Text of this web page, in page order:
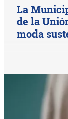
La
de la
moda